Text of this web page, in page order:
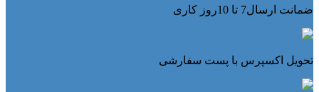
ضمانت ارسال7 تا 10روز کاری
تحویل اکسپرس با پست سفارشی